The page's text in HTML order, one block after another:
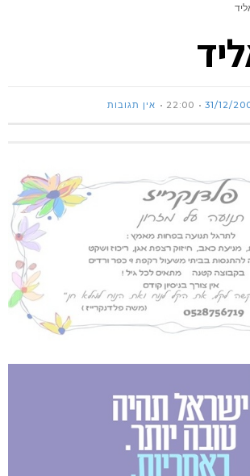
31/12/
22:00 אין תגובות